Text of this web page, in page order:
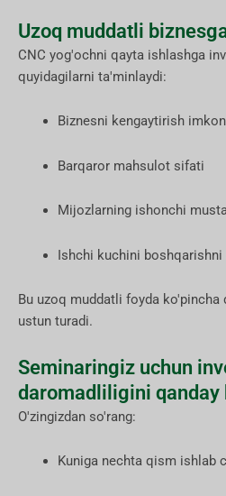
Uzoq muddatli
CNC yog'ochni qayta ishlashga
quyidagilarni ta'minlaydi:
Biznesni kengaytirish
Barqaror mahsulot sifati
Mijozlarning ishonchi
Ishchi kuchini
Bu uzoq muddatli foyda
ustun turadi.
Seminaringiz uchun
daromadliligini qanday
O'zingizdan so'rang:
Kuniga nechta qism ishlab